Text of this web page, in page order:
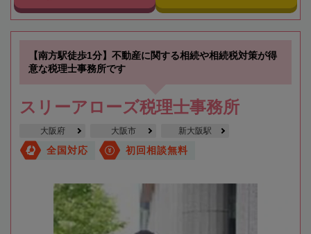
【南方駅徒歩1分】不動産に関する相続や相続税対策が得
意な税理士事務所です
スリーアローズ税理士事務所
大阪府 大阪市 新大阪駅
全国対応 初回相談無料